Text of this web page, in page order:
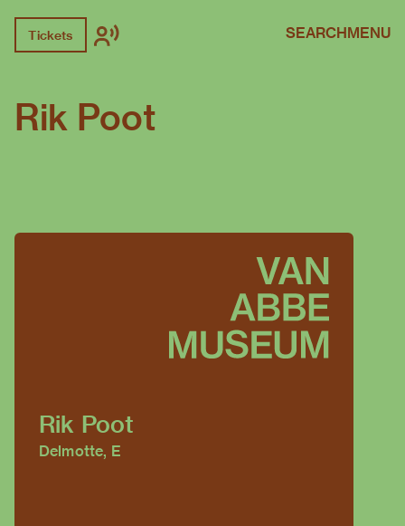
Tickets SEARCHMENU
Rik Poot
Rik Poot
Delmotte, E